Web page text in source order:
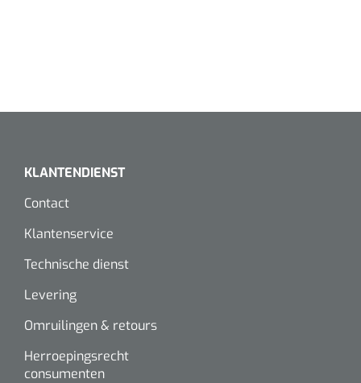
KLANTENDIENST
Contact
Klantenservice
Technische dienst
Levering
Omruilingen & retours
Herroepingsrecht
consumenten